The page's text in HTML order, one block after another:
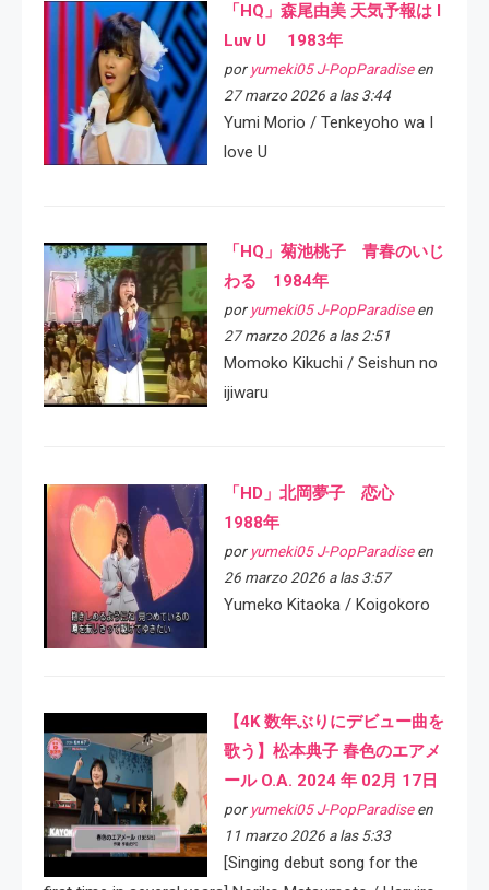
「HQ」森尾由美 天気予報は I
Luv U 1983年
por yumeki05 J-PopParadiseen
27 marzo 2026 a las 3:44
Yumi Morio / Tenkeyoho wa I
love U
「HQ」菊池桃子 青春のいじ
わる 1984年
por yumeki05 J-PopParadiseen
27 marzo 2026 a las 2:51
Momoko Kikuchi / Seishun no
ijiwaru
「HD」北岡夢子 恋心
1988年
por yumeki05 J-PopParadiseen
26 marzo 2026 a las 3:57
Yumeko Kitaoka / Koigokoro
【4K 数年ぶりにデビュー曲を
歌う】松本典子 春色のエアメ
ール O.A. 2024 年 02月 17日
por yumeki05 J-PopParadiseen
11 marzo 2026 a las 5:33
[Singing debut song for the